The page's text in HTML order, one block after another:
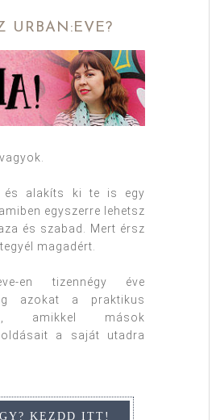
URBAN:EVE?
és alakíts ki te is egy
egyszerre lehetsz
és szabad. Mert érsz
magadért.
en tizennégy éve
azokat a praktikus
amikkel mások
a saját utadra